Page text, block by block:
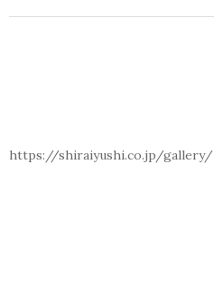
https://shiraiyushi.co.jp/gallery/